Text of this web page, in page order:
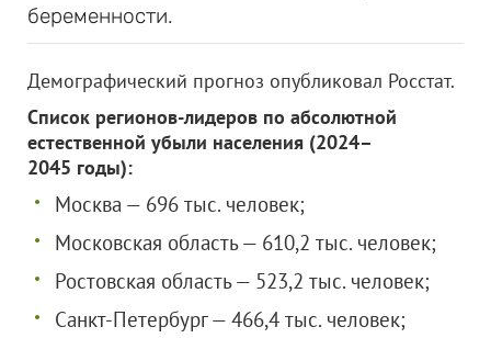
беременности.
Демографический прогноз опубликовал Росстат.
Список регионов-лидеров по абсолютной
естественной убыли населения (2024–
2045 годы):
Москва — 696 тыс. человек;
Московская область — 610,2 тыс. человек;
Ростовская область — 523,2 тыс. человек;
Санкт-Петербург — 466,4 тыс. человек;